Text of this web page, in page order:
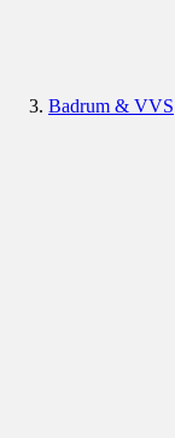
Badrum & VVS